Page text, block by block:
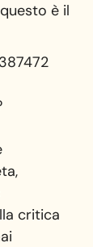
è il
critica